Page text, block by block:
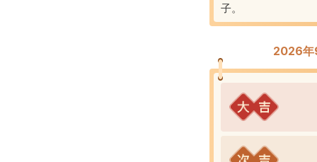
子。
2026年